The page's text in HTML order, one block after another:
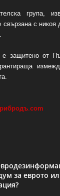
група,
с никоя
защитено от
. com
за еврото